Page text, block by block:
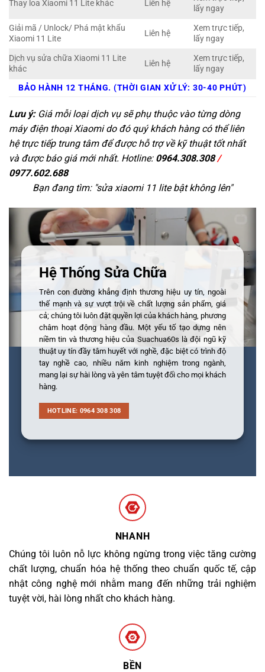
Thay loa Xiaomi 11 Lite khác Liên hệ
lấy ngay
Giải mã / Unlock/ Phá mật khẩu
Xiaomi 11 Lite
Liên hệ
Xem trực tiếp,
lấy ngay
Dịch vụ sửa chữa Xiaomi 11 Lite
khác
Liên hệ
Xem trực tiếp,
lấy ngay
BẢO HÀNH 12 THÁNG. (THỜI GIAN XỬ LÝ: 30-40 PHÚT)
Lưu ý:Giá mỗi loại dịch vụ sẽ phụ thuộc vào từng dòng
máy điện thoại Xiaomi do đó quý khách hàng có thể liên
hệ trực tiếp trung tâm để được hỗ trợ về kỹ thuật tốt nhất
và được báo giá mới nhất. Hotline: 0964.308.308/
0977.602.688
Bạn đang tìm: "sửa xiaomi 11 lite bật không lên"
Hệ Thống Sửa Chữa
Trên con đường khẳng định thương hiệu uy tín, ngoài
thế mạnh và sự vượt trội về chất lượng sản phẩm, giá
cả; chúng tôi luôn đặt quyền lợi của khách hàng, phương
châm hoạt động hàng đầu. Một yếu tố tạo dựng nên
niềm tin và thương hiệu của Suachua60s là đội ngũ kỹ
thuật uy tín đầy tâm huyết với nghề, đặc biệt có trình độ
tay nghề cao, nhiều năm kinh nghiệm trong ngành,
mang lại sự hài lòng và yên tâm tuyệt đối cho mọi khách
hàng.
HOTLINE: 0964 308 308
NHANH
Chúng tôi luôn nỗ lực không ngừng trong việc tăng cường
chất lượng, chuẩn hóa hệ thống theo chuẩn quốc tế, cập
nhật công nghệ mới nhằm mang đến những trải nghiệm
tuyệt vời, hài lòng nhất cho khách hàng.
BỀN